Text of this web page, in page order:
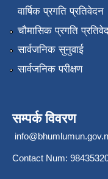
वार्षिक प्रगति प्रतिवेदन
चौमासिक प्रगति
सार्वजनिक सुनुवाई
सार्वजनिक परीक्षण
सम्पर्क विवरण
Contact Num: